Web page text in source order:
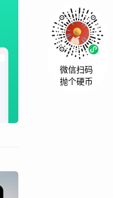
微信扫码
抛个硬币